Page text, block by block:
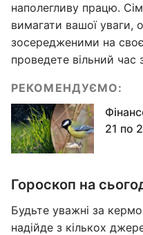
наполегливу працю.
вимагати вашої уваги,
зосередженими на
проведете вільний
РЕКОМЕНДУЄМО:
21 по
Гороскоп на
Будьте уважні за
надійде з кількох